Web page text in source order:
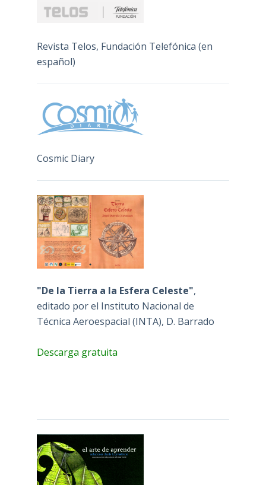
Revista Telos, Fundación Telefónica (en
español)
Cosmic Diary
"De la Tierra a la Esfera Celeste",
editado por el Instituto Nacional de
Técnica Aeroespacial (INTA), D. Barrado
Descarga gratuita